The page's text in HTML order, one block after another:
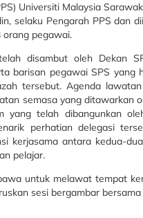
Universiti Malaysia
selaku Pengarah PPS dan
pegawai.
disambut oleh Dekan
barisan pegawai SPS
tersebut. Agenda
semasa yang ditawarkan
yang telah dibangunkan
perhatian delegasi
kerjasama antara kedua-
pelajar.
untuk melawat tempat
sesi bergambar